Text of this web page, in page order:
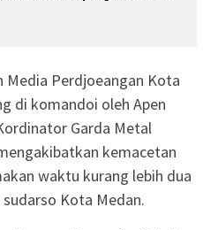
Media Perdjoeangan Kota
di komandoi oleh Apen
Garda Metal
kemacetan
waktu kurang lebih dua
Kota Medan.